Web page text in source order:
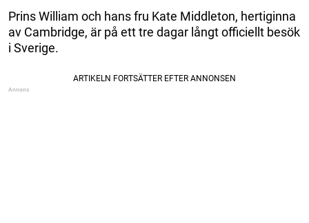
Prins William och hans fru Kate Middleton, hertiginna
av Cambridge, är på ett tre dagar långt officiellt besök
i Sverige.